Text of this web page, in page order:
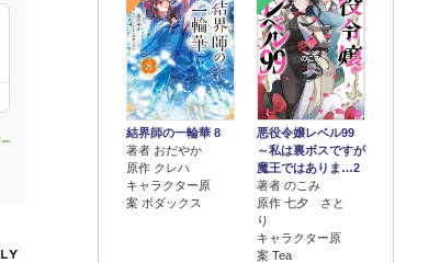
結界師の一輪華 8
著者 おだやか
原作 クレハ
キャラクター原
案 ボダックス
悪役令嬢レベル99
～私は裏ボスですが
魔王ではありま…2
著者 のこみ
原作 七夕 さと
り
キャラクター原
案 Tea